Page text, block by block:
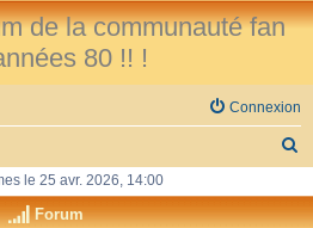
de la communauté fan
80 !! !
Connexion
le 25 avr. 2026, 14:00
Forum